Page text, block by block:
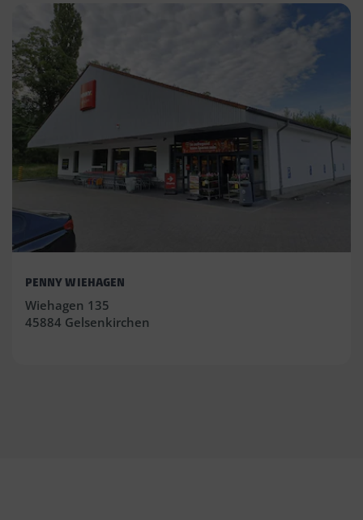
PENNY WIEHAGEN
Wiehagen 135
45884 Gelsenkirchen